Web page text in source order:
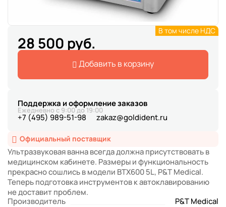
Официальный поставщик
Ультразвуковая ванна всегда должна присутствовать в
медицинском кабинете. Размеры и функциональность
прекрасно сошлись в модели BTX600 5L, P&T Medical.
Теперь подготовка инструментов к автоклавированию
не доставит проблем.
Производитель
P&T Medical
28 500 руб.
Добавить в корзину
В том числе НДС
Поддержка и оформление заказов
Ежедневно с 9:00 до 19:00
+7 (495) 989-51-98 zakaz@goldident.ru